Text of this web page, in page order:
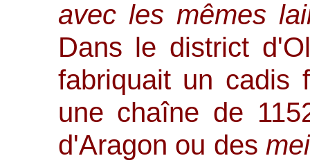
avec les mêmes
Dans le district
fabriquait un cadis
une chaîne de
d'Aragon ou des